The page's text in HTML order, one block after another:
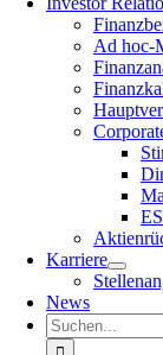
Ad hoc-
Karriere
News
Suche
nach: